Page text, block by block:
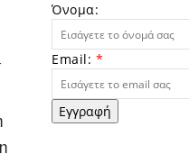
Όνομα:
Email: *
Εγγραφή